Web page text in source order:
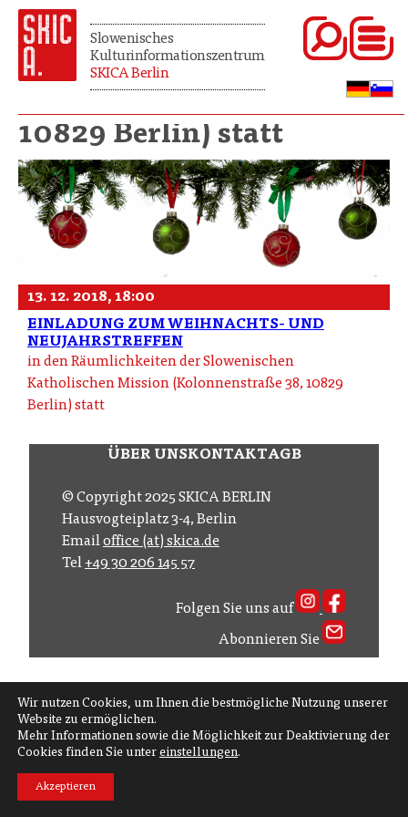
Slowenisches
Kulturinformationszentrum
SKICA Berlin
10829 Berlin) statt
13. 12. 2018, 18:00
EINLADUNG ZUM WEIHNACHTS- UND
NEUJAHRSTREFFEN
in den Räumlichkeiten der Slowenischen
Katholischen Mission (Kolonnenstraße 38, 10829
Berlin) statt
Wir nutzen Cookies, um Ihnen die bestmögliche Nutzung unserer
Website zu ermöglichen.
Mehr Informationen sowie die Möglichkeit zur Deaktivierung der
Cookies finden Sie unter einstellungen.
Akzeptieren
ÜBER UNSKONTAKTAGB
© Copyright 2025 SKICA BERLIN
Hausvogteiplatz 3-4, Berlin
Emailoffice (at) skica.de
Tel+49 30 206 145 57
Folgen Sie uns auf
Abonnieren Sie